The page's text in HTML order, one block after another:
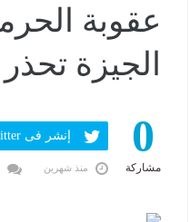
عقوبة
الجيزة
0
مشاركة
إنشر فى Twitter
منذ شهرين